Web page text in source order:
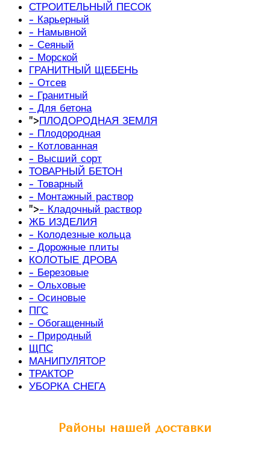
СТРОИТЕЛЬНЫЙ ПЕСОК
- Карьерный
- Намывной
- Сеяный
- Морской
ГРАНИТНЫЙ ЩЕБЕНЬ
- Отсев
- Гранитный
- Для бетона
">ПЛОДОРОДНАЯ ЗЕМЛЯ
- Плодородная
- Котлованная
- Высший сорт
ТОВАРНЫЙ БЕТОН
- Товарный
- Монтажный раствор
">- Кладочный раствор
ЖБ ИЗДЕЛИЯ
- Колодезные кольца
- Дорожные плиты
КОЛОТЫЕ ДРОВА
- Березовые
- Ольховые
- Осиновые
ПГС
- Обогащенный
- Природный
ЩПС
МАНИПУЛЯТОР
ТРАКТОР
УБОРКА СНЕГА
Районы нашей доставки